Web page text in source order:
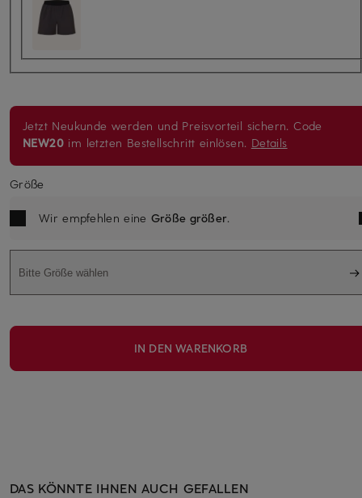
Jetzt Neukunde werden und Preisvorteil sichern. Code
NEW20 im letzten Bestellschritt einlösen. Details
Größe
Wir empfehlen eine Größe größer.
Bitte Größe wählen
IN DEN WARENKORB
DAS KÖNNTE IHNEN AUCH GEFALLEN